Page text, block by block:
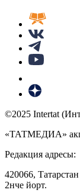
©2025 Intertat
«ТАТМЕДИА»
Редакция адресы:
420066,
2нче йорт.